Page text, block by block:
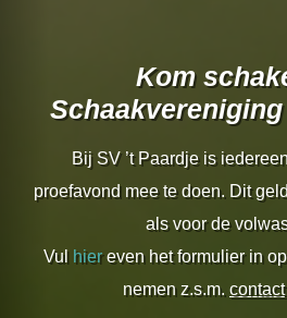
Kom
Schaakvereniging
Bij SV ’t Paardje is
proefavond mee te doen. Dit
als voor de
Vul hiereven het formulier in
nemen z.s.m. contact